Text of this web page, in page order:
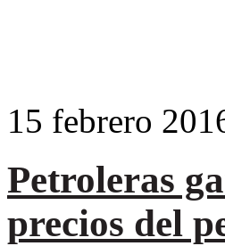
15 febrero
Petroleras
precios del